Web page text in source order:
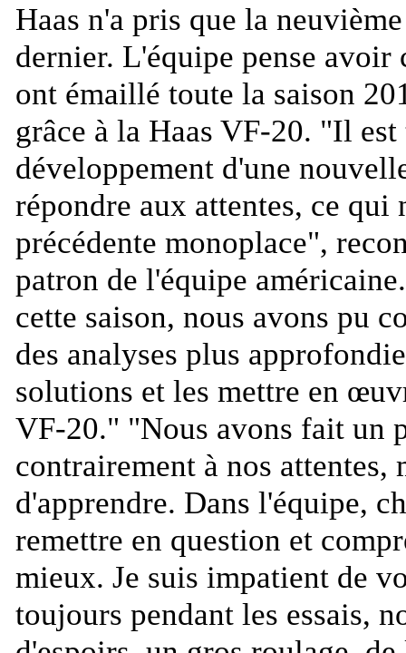
Haas n'a pris que la
dernier. L'équipe pense
ont émaillé toute la saison
grâce à la Haas VF-20. "Il est
développement d'une
répondre aux attentes, ce qui
précédente monoplace",
patron de l'équipe
cette saison, nous avons pu
des analyses plus
solutions et les mettre en
VF-20." "Nous avons fait un
contrairement à nos attentes,
d'apprendre. Dans l'équipe,
remettre en question et
mieux. Je suis impatient de
toujours pendant les essais,